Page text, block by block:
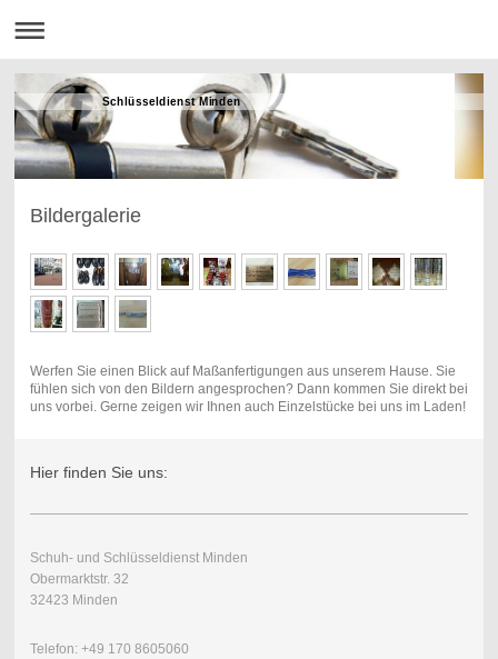
Schlüsseldienst Minden
Bildergalerie
Werfen Sie einen Blick auf Maßanfertigungen aus unserem Hause. Sie
fühlen sich von den Bildern angesprochen? Dann kommen Sie direkt bei
uns vorbei. Gerne zeigen wir Ihnen auch Einzelstücke bei uns im Laden!
Hier finden Sie uns:
Schuh- und Schlüsseldienst Minden
Obermarktstr. 32
32423 Minden
Telefon: +49 170 8605060